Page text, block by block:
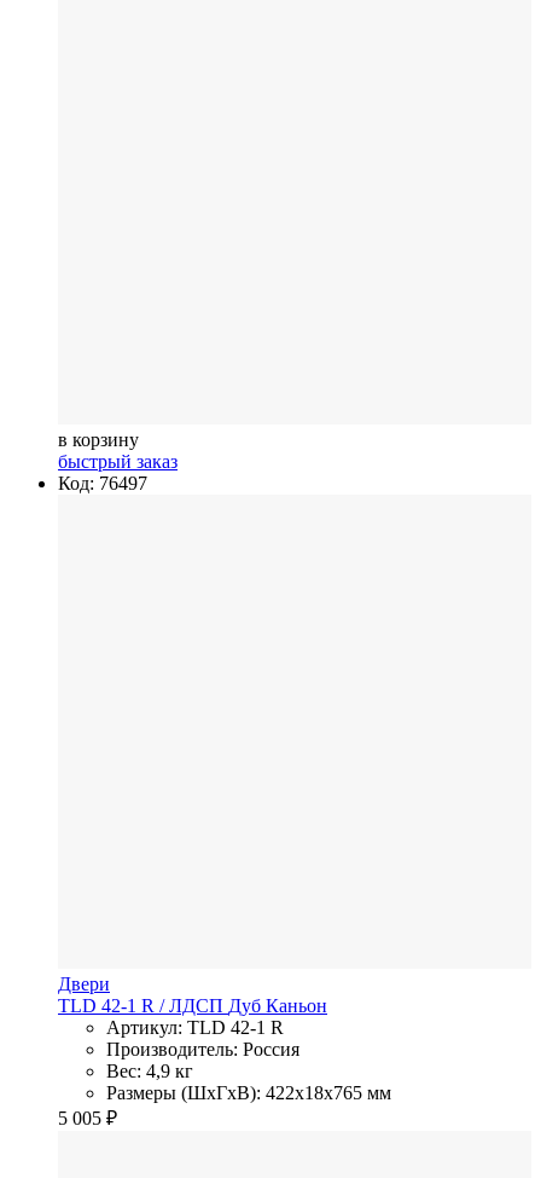
в корзину
быстрый заказ
Код: 76497
Двери
TLD 42-1 R / ЛДСП Дуб Каньон
Артикул: TLD 42-1 R
Производитель: Россия
Вес: 4,9 кг
Размеры (ШхГхВ): 422x18x765 мм
5 005 ₽